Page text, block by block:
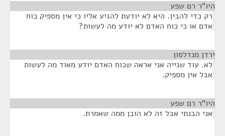
היו"ר רם שפע
רק כדי להבין. היא לא יודעת להגיע אליו כי אין מספיק כוח
אדם או כי כוח האדם לא יודע מה לעשות?
ירדן מנדלסון
לא. עוד שנייה אני אראה שכוח האדם יודע מאוד מה לעשות
אבל אין מספיק.
היו"ר רם שפע
אני הבנתי אבל זה לא הובן ממה שאמרת.